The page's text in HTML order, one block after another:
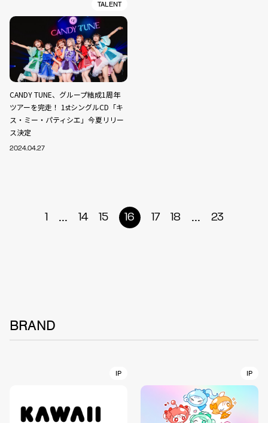
TALENT
CANDY TUNE、グループ結成1周年
ツアーを完走！ 1stシングルCD「キ
ス・ミー・パティシエ」今夏リリー
ス決定
2024.04.27
1 ... 14 15 16 17 18 ... 23
BRAND
IP IP